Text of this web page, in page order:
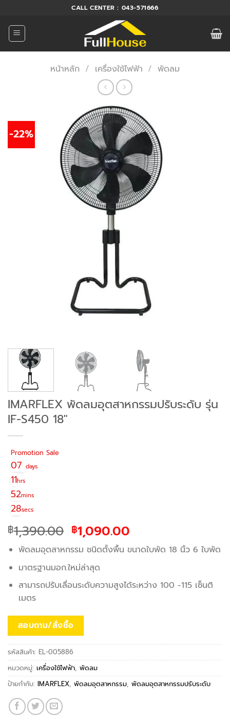
ยัง
เนื้อหา
CALL CENTER : 043-571666
หน้าหลัก / เครื่องใช้ไฟฟ้า / พัดลม
-22%
IMARFLEX พัดลมอุตสาหกรรมปรับระดับ รุ่น
IF-S450 18″
Promotion Sale
07 days
11hrs
52mins
28secs
฿1,390.00 Original
price
was:
฿1,390.00.
฿1,090.00
price
is:
พัดลมอุตสาหกรรม ชนิดตั้งพื้น ขนาดใบพัด 18 นิ้ว 6 ใบพัด
มาตรฐานมอก.ใหม่ล่าสุด
สามารถปรับเลื่อนระดับความสูงได้ระหว่าง 100 -115 เซ็นติ
เมตร
สอบถาม/สั่งซื้อ
รหัสสินค้า: EL-005886
หมวดหมู่: เครื่องใช้ไฟฟ้า, พัดลม
ป้ายกำกับ: IMARFLEX, พัดลมอุตสาหกรรม, พัดลมอุตสาหกรรมปรับระดับ